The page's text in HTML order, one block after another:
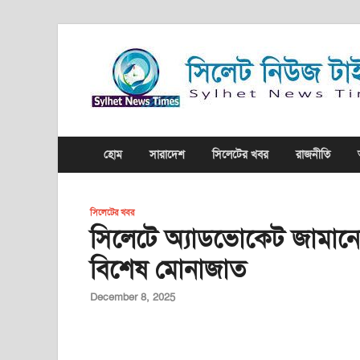
হোম সারাদেশ সিলেটের খবর রাজনীতি
সিলেটের খবর
সিলেটে অ্যাডভোকেট
বিশেষ মোনাজাত
December 8, 2025